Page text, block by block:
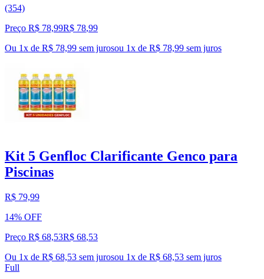
(354)
Preço R$ 78,99R$ 78,99
Ou 1x de R$ 78,99 sem jurosou 1x de R$ 78,99 sem juros
Kit 5 Genfloc Clarificante Genco para
Piscinas
R$ 79,99
14% OFF
Preço R$ 68,53R$ 68,53
Ou 1x de R$ 68,53 sem jurosou 1x de R$ 68,53 sem juros
Full